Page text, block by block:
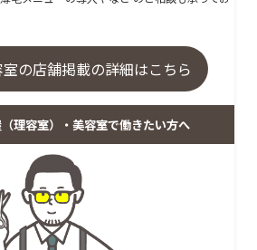
の店舗掲載の詳細はこちら
理容室）・美容室で働きたい方へ